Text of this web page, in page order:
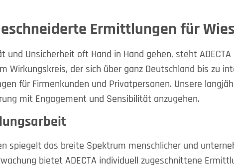
Ermittlungen für
Unsicherheit oft Hand in Hand gehen, steht
Wirkungskreis, der sich über ganz Deutschland bis zu
für Firmenkunden und Privatpersonen. Unsere
mit Engagement und Sensibilität anzugehen.
spiegelt das breite Spektrum menschlicher und
bietet ADECTA individuell zugeschnittene